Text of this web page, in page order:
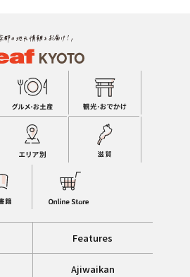
Features
Ajiwaikan